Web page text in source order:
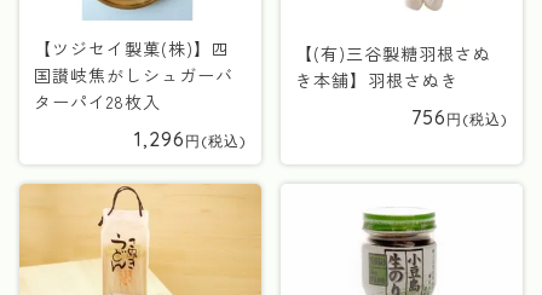
【ツジセイ製菓(株)】四
国讃岐焦がしシュガーバ
ターパイ28枚入
1,296
【(有)三谷製糖羽根さぬ
き本舗】羽根さぬき
756